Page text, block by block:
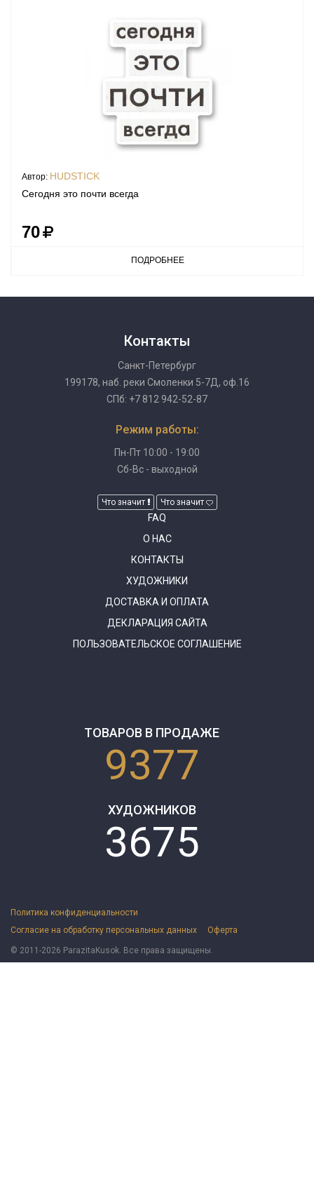
Автор: HUDSTICK
Сегодня это почти всегда
70
ПОДРОБНЕЕ
Контакты
Санкт-Петербург
199178, наб. реки Смоленки 5-7Д, оф.16
СПб: +7 812 942-52-87
Режим работы:
Пн-Пт 10:00 - 19:00
Сб-Вс - выходной
Что значит Что значит
FAQ
О НАС
КОНТАКТЫ
ХУДОЖНИКИ
ДОСТАВКА И ОПЛАТА
ДЕКЛАРАЦИЯ САЙТА
ПОЛЬЗОВАТЕЛЬСКОЕ СОГЛАШЕНИЕ
ТОВАРОВ В ПРОДАЖЕ
9377
ХУДОЖНИКОВ
3675
Политика конфиденциальности
Согласие на обработку персональных данных
Оферта
© 2011-2026 ParazitaKusok. Все права защищены.